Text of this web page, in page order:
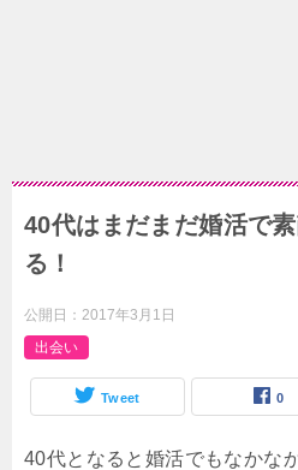
40代はまだまだ婚活で
る！
公開日： 2017年3月1日
出会い
Tweet 0
40代となると婚活でもなかな